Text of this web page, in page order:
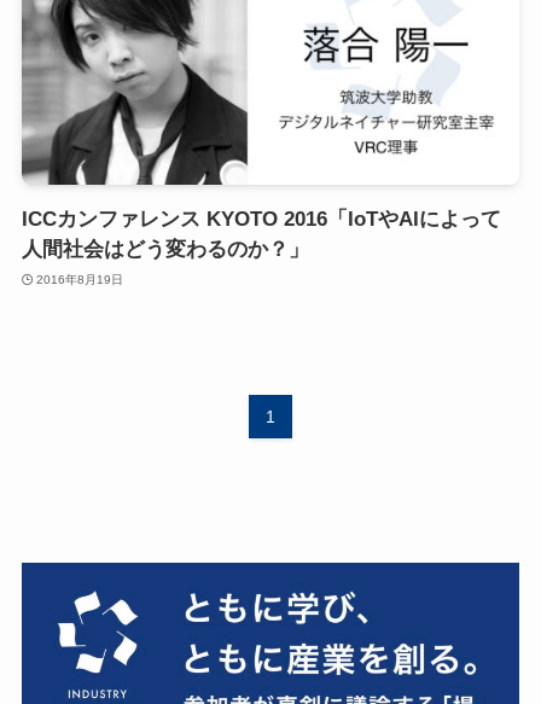
ICCカンファレンス KYOTO 2016「IoTやAIによって
人間社会はどう変わるのか？」
2016年8月19日
1